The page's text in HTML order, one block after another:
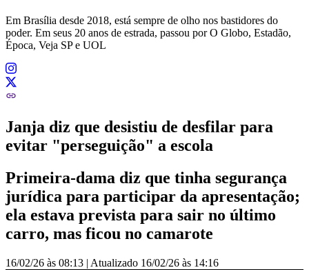
Em Brasília desde 2018, está sempre de olho nos bastidores do
poder. Em seus 20 anos de estrada, passou por O Globo, Estadão,
Época, Veja SP e UOL
Janja diz que desistiu de desfilar para
evitar "perseguição" a escola
Primeira-dama diz que tinha segurança
jurídica para participar da apresentação;
ela estava prevista para sair no último
carro, mas ficou no camarote
16/02/26 às 08:13 | Atualizado 16/02/26 às 14:16